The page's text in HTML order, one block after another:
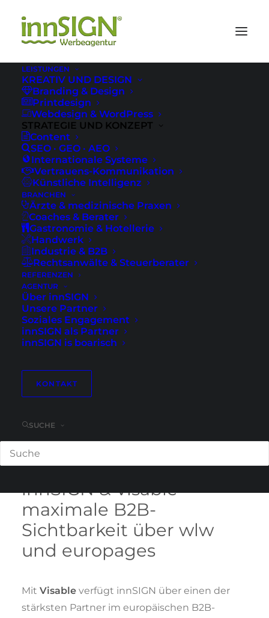
LEISTUNGEN
KREATIV UND DESIGN
Branding & Design
Printdesign
Webdesign & WordPress
STRATEGIE UND KONZEPT
Content
SEO · GEO · AEO
Internationale Systeme
Vertrauens-Kommunikation
Künstliche Intelligenz
BRANCHEN
Ärzte & medizinische Praxen
Coaches & Berater
Gastronomie & Hotellerie
Handwerk
Industrie & B2B
Rechtsanwälte & Steuerberater
REFERENZEN
AGENTUR
Über innSIGN
Unsere Partner
Soziales Engagement
innSIGN als Partner
innSIGN is boarisch
KONTAKT
SUCHE
Visable
UNVERBINDLICH INS
GESPRÄCH KOMMEN
innSIGN & Visable –
maximale B2B-
Sichtbarkeit über wlw
und europages
Mit Visable verfügt innSIGN über einen der
stärksten Partner im europäischen B2B-